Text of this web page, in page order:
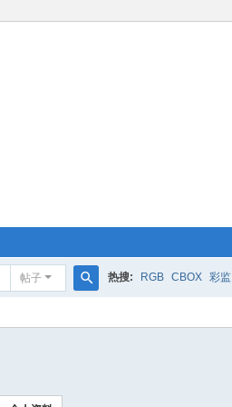
帖子
索
热搜: RGB CBOX 彩监